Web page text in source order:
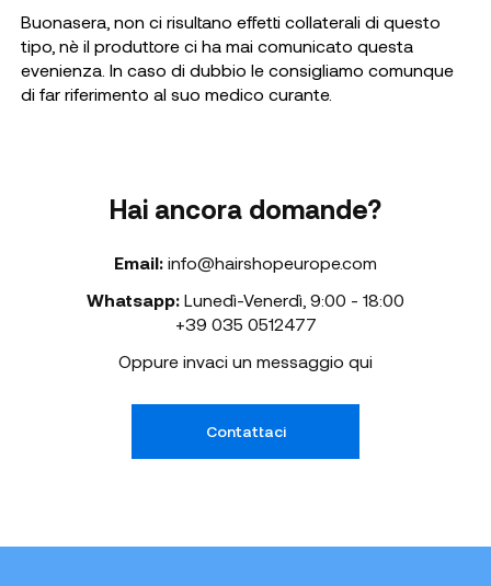
Buonasera, non ci risultano effetti collaterali di questo
tipo, nè il produttore ci ha mai comunicato questa
evenienza. In caso di dubbio le consigliamo comunque
di far riferimento al suo medico curante.
Hai ancora domande?
Email: info@hairshopeurope.com
Whatsapp: Lunedì-Venerdì 9:00 - 18:00
+39 035 0512477
Oppure invaci un messaggio qui
Contattaci